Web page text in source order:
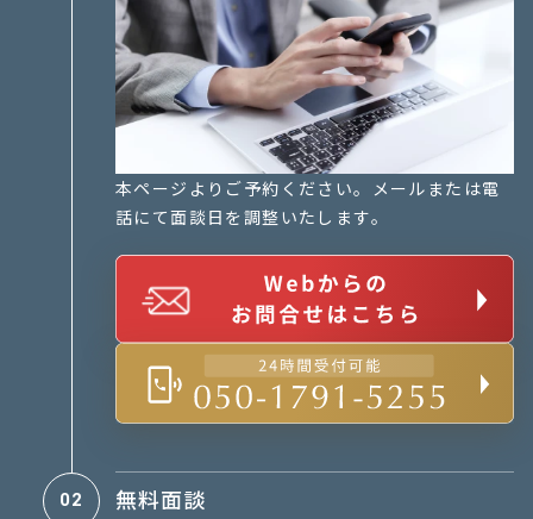
本ページよりご予約ください。メールまたは電
話にて面談日を調整いたします。
02 無料面談